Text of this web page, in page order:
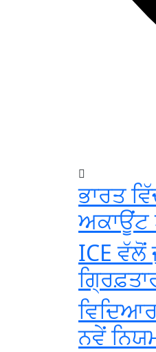
ਭਾਰਤ
ਅਕਾਊਂਟ
ICE ਵੱਲੋਂ
ਨਵੇਂ